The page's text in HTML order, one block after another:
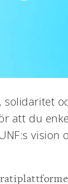
, solidaritet
att du
vision